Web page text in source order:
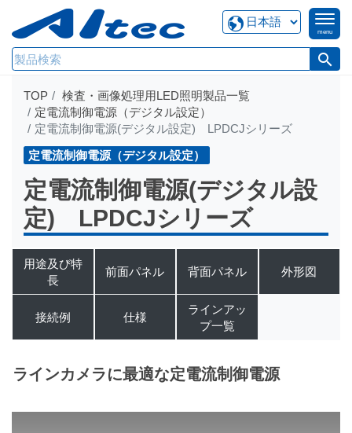
menu
search
TOP
検査・画像処理用LED照明製品一覧
定電流制御電源（デジタル設定）
定電流制御電源(デジタル設定) LPDCJシリーズ
定電流制御電源（デジタル設定）
定電流制御電源(デジタル設
定) LPDCJシリーズ
用途及び特
長
前面パネル 背面パネル 外形図
接続例 仕様
ラインアッ
プ一覧
ラインカメラに最適な定電流制御電源